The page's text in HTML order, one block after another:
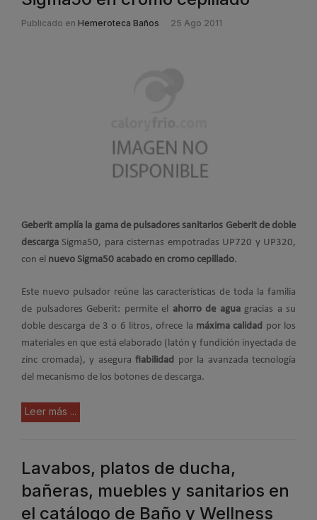
Publicado en Hemeroteca Baños 25 Ago 2011
Geberit amplía la gama de pulsadores sanitarios Geberit de doble
descarga Sigma50, para cisternas empotradas UP720 y UP320,
con el nuevo Sigma50 acabado en cromo cepillado.
Este nuevo pulsador reúne las características de toda la familia
de pulsadores Geberit: permite el ahorro de aguagracias a su
doble descarga de 3 o 6 litros, ofrece la máxima calidad por los
materiales en que está elaborado (latón y fundición inyectada de
zinc cromada), y asegura fiabilidad por la avanzada tecnología
del mecanismo de los botones de descarga.
Leer más ...
Lavabos, platos de ducha,
bañeras, muebles y sanitarios en
el catálogo de Baño y Wellness